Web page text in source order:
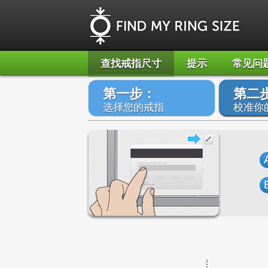
查找戒指尺寸 提示 常见问
第一步：
选择您的戒指
第二
校准你